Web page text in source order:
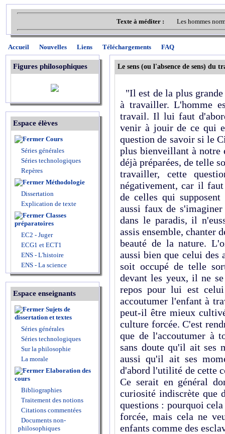
Texte à méditer : Les hommes
Accueil Nouvelles Liens Téléchargements FAQ
Figures philosophiques
Espace élèves
Cours
Séries générales
Séries technologiques
Repères
Méthodologie
Dissertation
Explication de texte
Classes
préparatoires
EC2 - Juger
ECG1 et ECT1
ENS - L'histoire
ENS - La science
Espace enseignants
Sujets de
dissertation et textes
Séries générales
Séries technologiques
Sur la philosophie
La morale
Elaboration des
cours
Bibliographies
Traitement des notions
Citations commentées
Documents non-
philosophiques
Le sens (ou l'absence de sens) du
"Il est de la plus
à travailler. L'homme
travail. Il lui faut
venir à jouir de ce qui
question de savoir si le
plus bienveillant à notre
déjà préparées, de telle
travailler, cette
négativement, car il
de celles qui
aussi faux de
dans le paradis, il
assis ensemble, chanter
beauté de la nature.
aussi bien que celui des
soit occupé de telle
devant les yeux, il ne
repos pour lui est
accoutumer l'enfant à
peut-il être mieux
culture forcée. C'est
que de l'accoutumer à
sans doute qu'il ait ses
aussi qu'il ait ses
d'abord l'utilité de cette
Ce serait en général
curiosité indiscrète que
questions : pourquoi
forcée, mais cela ne
enfants comme des